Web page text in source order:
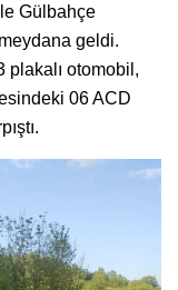
Gülbahçe
geldi.
plakalı otomobil,
06 ACD